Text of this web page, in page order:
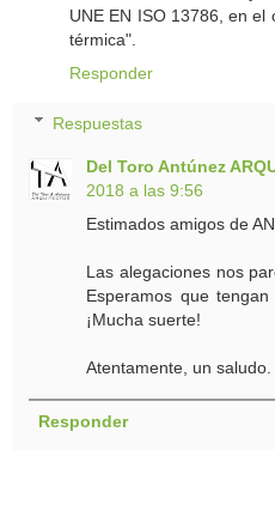
UNE EN ISO 13786, en
térmica".
Responder
Respuestas
Del Toro Antúnez
2018 a las 9:56
Estimados amigos de
Las alegaciones nos
Esperamos que
¡Mucha suerte!
Atentamente, un saludo.
Responder